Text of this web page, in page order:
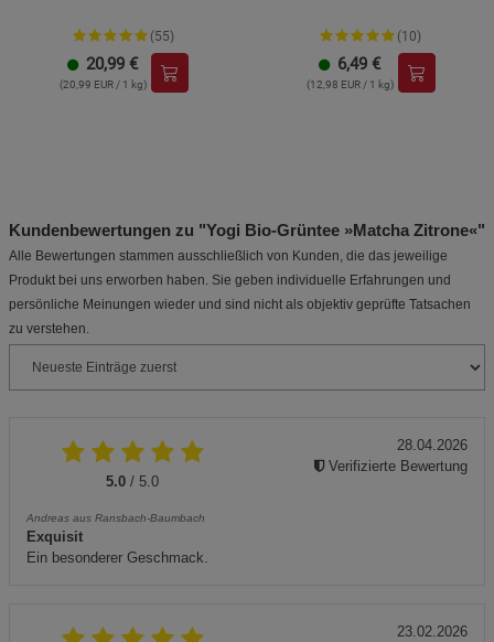
(55)
20,99 €
(20,99 EUR / 1 kg)
(10)
6,49 €
(12,98 EUR / 1 kg)
Kundenbewertungen zu "Yogi Bio-Grüntee »Matcha Zitrone«"
Alle Bewertungen stammen ausschließlich von Kunden, die das jeweilige
Produkt bei uns erworben haben. Sie geben individuelle Erfahrungen und
persönliche Meinungen wieder und sind nicht als objektiv geprüfte Tatsachen
zu verstehen.
5.0 / 5.0
Andreas aus Ransbach-Baumbach
Exquisit
Ein besonderer Geschmack.
28.04.2026
Verifizierte Bewertung
23.02.2026